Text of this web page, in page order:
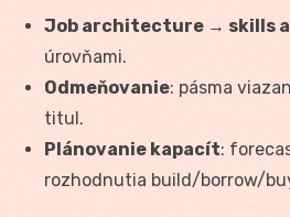
Job architecture → skills
úrovňami.
Odmeňovanie: pásma
titul.
Plánovanie kapacít:
rozhodnutia build/borrow/